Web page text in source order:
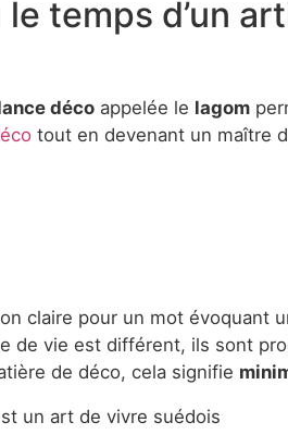
temps d’un
déco appelée le lagom
tout en devenant un maître
claire pour un mot évoquant
de vie est différent, ils sont
de déco, cela signifie
un art de vivre suédois